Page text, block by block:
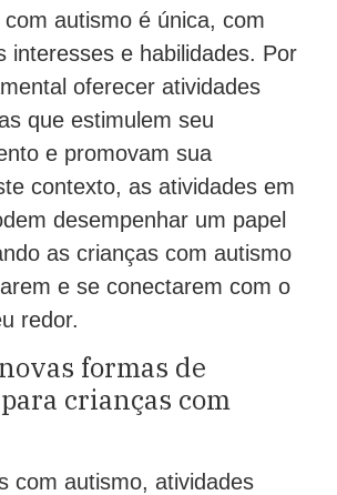
autismo é única, com
interesses e habilidades. Por
oferecer atividades
que estimulem seu
e promovam sua
contexto, as atividades em
desempenhar um papel
as crianças com autismo
e se conectarem com o
redor.
formas de
crianças com
com autismo, atividades